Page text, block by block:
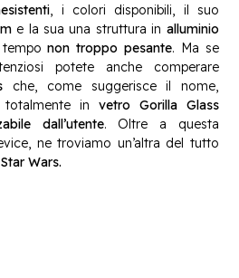
, i colori disponibili, il suo
e la sua una struttura in alluminio
temponon troppo pesante. Ma se
potete anche comperare
che, come suggerisce il nome,
in vetro Gorilla Glass
dall’utente. Oltre a questa
ne troviamo un’altra del tutto
Star Wars.